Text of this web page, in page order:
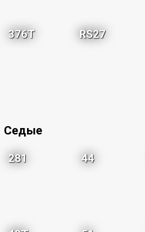
376T RS27
Седые
281 44